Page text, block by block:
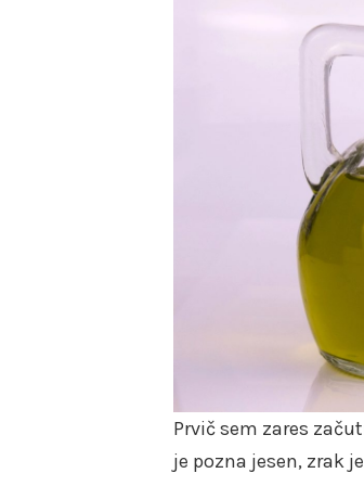
Prvič sem zares
je pozna jesen, zrak